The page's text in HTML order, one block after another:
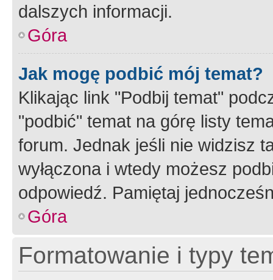
dalszych informacji.
Góra
Jak mogę podbić mój temat?
Klikając link "Podbij temat"
"podbić" temat na górę listy
forum. Jednak jeśli nie widzisz
wyłączona i wtedy możesz
odpowiedź. Pamiętaj
Góra
Formatowanie i typy